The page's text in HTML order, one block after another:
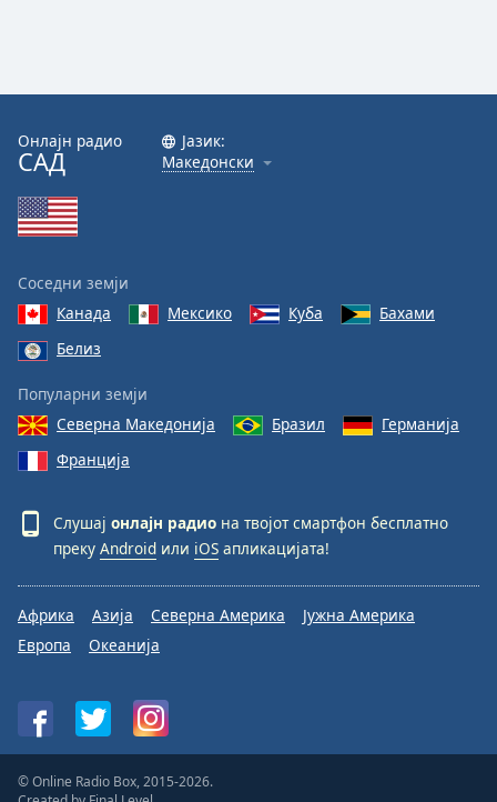
Онлајн радио
САД
Јазик:
Македонски
Соседни земји
Канада
Мексико Куба
Бахами
Белиз
Популарни земји
Северна Македонија
Бразил
Германија
Франција
Слушај онлајн радио на твојот смартфон бесплатно
преку Android или iOS апликацијата!
Африка Азија Северна Америка
Јужна Америка
Европа
Океанија
© Online Radio Box, 2015-2026.